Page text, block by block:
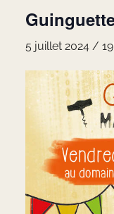
5 juillet 2024 /